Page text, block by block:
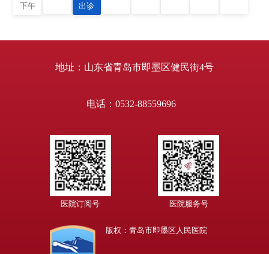
下午 出诊
地址：山东省青岛市即墨区健民街4号
电话：0532-88559696
医院订阅号 医院服务号
版权：青岛市即墨区人民医院